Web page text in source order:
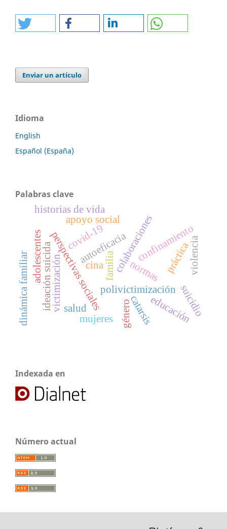
Enviar un artículo
Idioma
English
Español (España)
Palabras clave
normas
colaboraciones
perspectivas sociales
victimización polivictimización suicidio
covid-19 confinamiento
ideación suicida autoeficacia
apoyo social
historias de vida
catarsis
familia violencia
práctica
adolescentes
educación
dinámica familiar salud género
mujeres
cina
Indexada en
Número actual